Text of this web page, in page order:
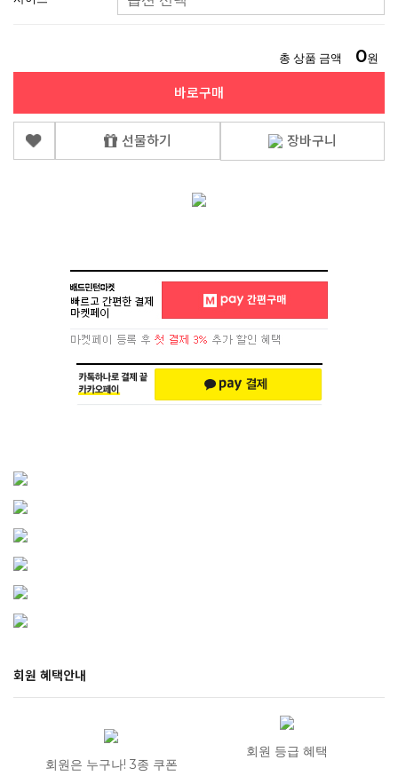
총 상품 금액 0원
바로구매
선물하기 장바구니
회원 혜택안내
회원은 누구나! 3종 쿠폰
회원 등급 혜택